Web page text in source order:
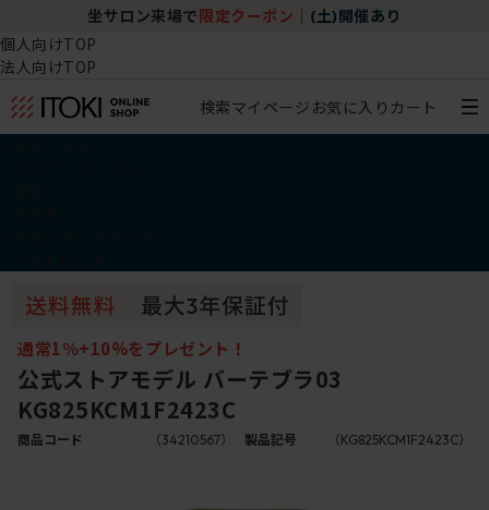
坐サロン来場で 限定クーポン (土)開催あり
個人向けTOP
法人向けTOP
検索マイページ お気に入り カート
通常1％+10%をプレゼント！
公式ストアモデル バーテブラ03
KG825KCM1F2423C
商品コード （34210567） 製品記号 （KG825KCM1F2423C）